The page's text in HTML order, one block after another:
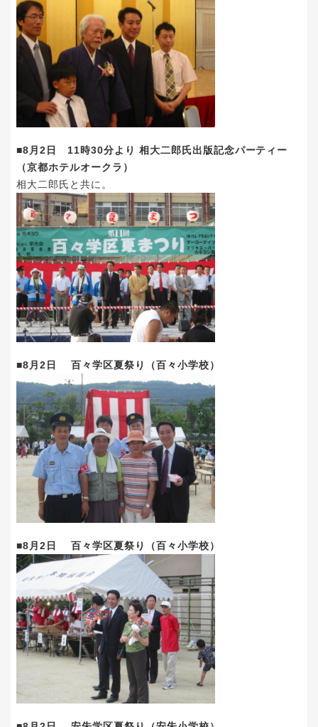
■8月2日 11時30分より 相大二郎氏出版記念パーティー
（京都ホテルオークラ）
相大二郎氏と共に。
■8月2日 百々学区夏祭り（百々小学校）
■8月2日 百々学区夏祭り（百々小学校）